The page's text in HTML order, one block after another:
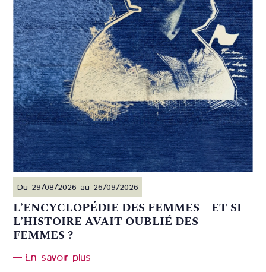
Du 29/08/2026 au 26/09/2026
L’ENCYCLOPÉDIE DES FEMMES – ET SI
L’HISTOIRE AVAIT OUBLIÉ DES
FEMMES ?
En savoir plus